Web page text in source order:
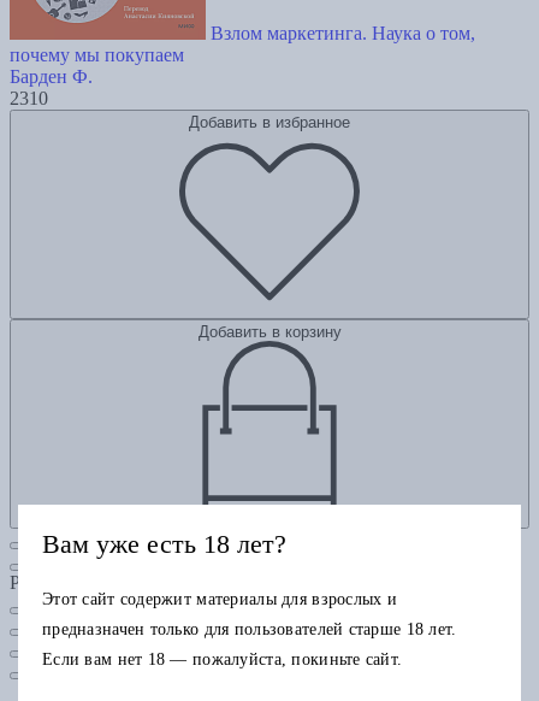
Взлом маркетинга. Наука о том,
почему мы покупаем
Барден Ф.
2310
Добавить в избранное
Добавить в корзину
Рубрики
Вам уже есть 18 лет?
Этот сайт содержит материалы для взрослых и
предназначен только для пользователей старше 18 лет.
Если вам нет 18 — пожалуйста, покиньте сайт.